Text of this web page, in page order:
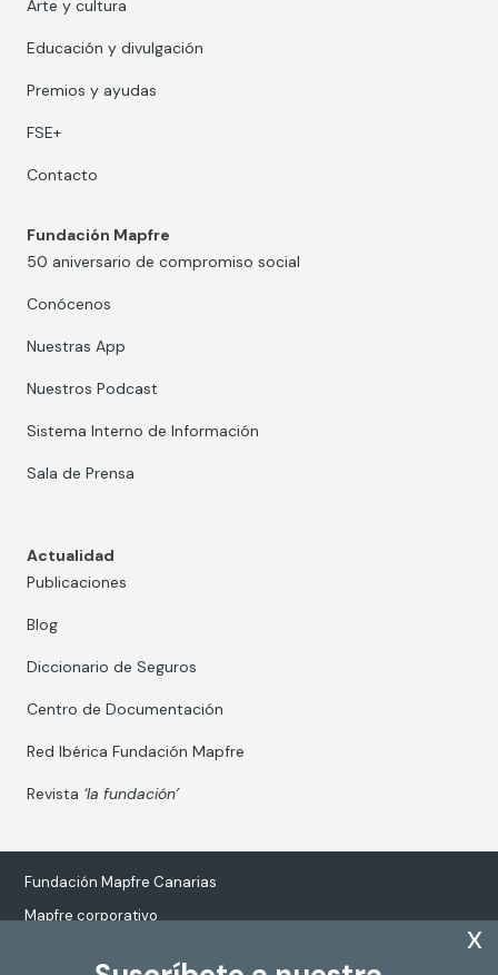
x
Arte y cultura
Educación y divulgación
Premios y ayudas
FSE+
Contacto
Fundación Mapfre
50 aniversario de compromiso social
Conócenos
Nuestras App
Nuestros Podcast
Sistema Interno de Información
Sala de Prensa
Actualidad
Publicaciones
Blog
Diccionario de Seguros
Centro de Documentación
Red Ibérica Fundación Mapfre
Revista ‘la fundación’
Fundación Mapfre Canarias
Mapfre corporativo